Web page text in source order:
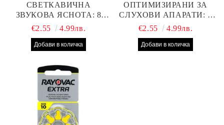
СВЕТКАВИЧНА
ЗВУКОВА ЯСНОТА: 8
БРОЯ RAYOVAC EXTRA
СЛУХОВ АПАРАТ С
€2.55 4.99лв.
ОПТИМИЗИРАНИ ЗА
СЛУХОВИ АПАРАТИ: 8
БРОЯ RAYOVAC EXTRA
ПРОИЗВОДИТЕЛНОСТ
€2.55 4.99лв.